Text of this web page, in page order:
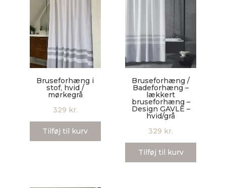
Bruseforhæng i
stof, hvid /
mørkegrå
329 kr.
Tilføj til kurv
Bruseforhæng /
Badeforhæng –
lækkert
bruseforhæng –
Design GAVLE –
hvid/grå
329 kr.
Tilføj til kurv